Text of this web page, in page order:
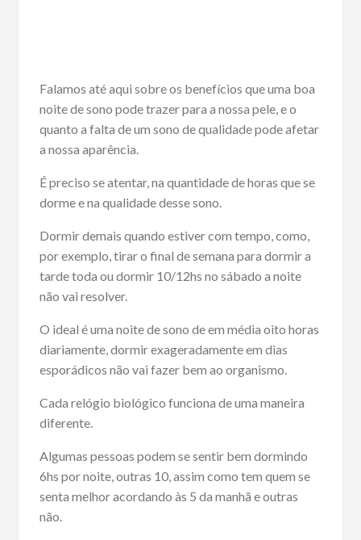
Falamos até aqui sobre os benefícios que uma boa
noite de sono pode trazer para a nossa pele, e o
quanto a falta de um sono de qualidade pode afetar
a nossa aparência.
É preciso se atentar, na quantidade de horas que se
dorme e na qualidade desse sono.
Dormir demais quando estiver com tempo, como,
por exemplo, tirar o final de semana para dormir a
tarde toda ou dormir 10/12hs no sábado a noite
não vai resolver.
O ideal é uma noite de sono de em média oito horas
diariamente, dormir exageradamente em dias
esporádicos não vai fazer bem ao organismo.
Cada relógio biológico funciona de uma maneira
diferente.
Algumas pessoas podem se sentir bem dormindo
6hs por noite, outras 10, assim como tem quem se
senta melhor acordando às 5 da manhã e outras
não.